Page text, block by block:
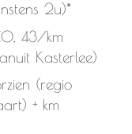
2u)*
43/km
Kasterlee)
(regio
+ km